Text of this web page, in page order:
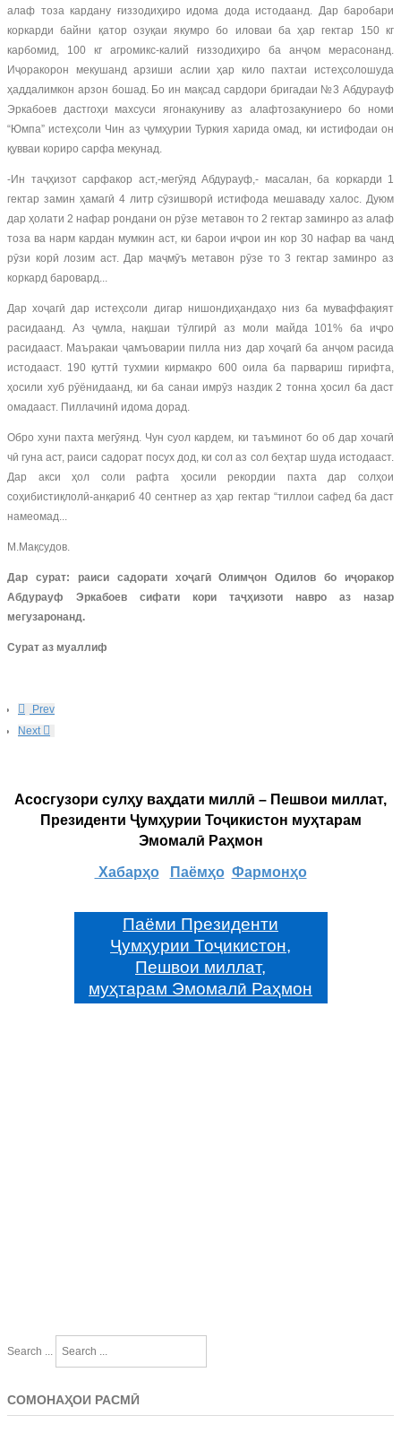
алаф тоза кардану ғиззодиҳиро идома дода истодаанд. Дар баробари
коркарди байни қатор озуқаи якумро бо иловаи ба ҳар гектар 150 кг
карбомид, 100 кг агромикс-калий ғиззодиҳиро ба анҷом мерасонанд.
Иҷоракорон мекушанд арзиши аслии ҳар кило пахтаи истеҳсолошуда
ҳаддалимкон арзон бошад. Бо ин мақсад сардори бригадаи №3 Абдурауф
Эркабоев дастгоҳи махсуси ягонакуниву аз алафтозакуниеро бо номи
“Юмпа” истеҳсоли Чин аз ҷумҳурии Туркия харида омад, ки истифодаи он
қувваи кориро сарфа мекунад.
-Ин таҷҳизот сарфакор аст,-мегӯяд Абдурауф,- масалан, ба коркарди 1
гектар замин ҳамагӣ 4 литр сӯзишворӣ истифода мешаваду халос. Дуюм
дар ҳолати 2 нафар рондани он рӯзе метавон то 2 гектар заминро аз алаф
тоза ва нарм кардан мумкин аст, ки барои иҷрои ин кор 30 нафар ва чанд
рӯзи корӣ лозим аст. Дар маҷмӯъ метавон рӯзе то 3 гектар заминро аз
коркард баровард...
Дар хоҷагӣ дар истеҳсоли дигар нишондиҳандаҳо низ ба муваффақият
расидаанд. Аз ҷумла, нақшаи тӯлгирӣ аз моли майда 101% ба иҷро
расидааст. Маъракаи ҷамъоварии пилла низ дар хоҷагӣ ба анҷом расида
истодааст. 190 қуттӣ тухмии кирмакро 600 оила ба парвариш гирифта,
ҳосили хуб рӯёнидаанд, ки ба санаи имрӯз наздик 2 тонна ҳосил ба даст
омадааст. Пиллачинӣ идома дорад.
Обро хуни пахта мегӯянд. Чун суол кардем, ки таъминот бо об дар хочагӣ
чӣ гуна аст, раиси садорат посух дод, ки сол аз сол беҳтар шуда истодааст.
Дар акси ҳол соли рафта ҳосили рекордии пахта дар солҳои
соҳибистиқлолӣ-анқариб 40 сентнер аз ҳар гектар “тиллои сафед ба даст
намеомад...
М.Мақсудов.
Дар сурат: раиси садорати хоҷагӣ Олимҷон Одилов бо иҷоракор
Абдурауф Эркабоев сифати кори таҷҳизоти навро аз назар
мегузаронанд.
Сурат аз муаллиф
Prev
Next
Асосгузори сулҳу ваҳдати миллӣ – Пешвои миллат,
Президенти Ҷумҳурии Тоҷикистон муҳтарам
Эмомалӣ Раҳмон
Хабарҳо Паёмҳо Фармонҳо
Паёми Президенти
Ҷумҳурии Тоҷикистон,
Пешвои миллат,
муҳтарам Эмомалӣ Раҳмон
Search ...
СОМОНАҲОИ РАСМӢ